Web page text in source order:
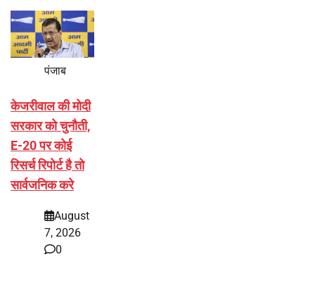
पंजाब
केजरीवाल की मोदी
सरकार को चुनौती,
E-20 पर कोई
रिसर्च रिपोर्ट है तो
सार्वजनिक करे
August
7, 2026
0